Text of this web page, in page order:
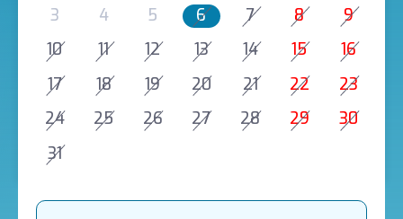
3 4 5 6 7 8
9
10
11 12 13 14 15
16
17
18 19 20 21 22
23
24
25 26 27 28 29
30
31